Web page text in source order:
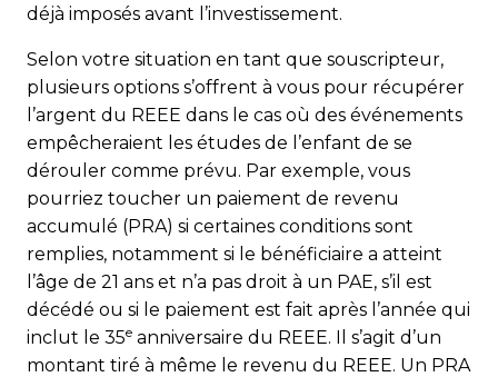
déjà imposés avant l’investissement.
Selon votre situation en tant que souscripteur,
plusieurs options s’offrent à vous pour récupérer
l’argent du REEE dans le cas où des événements
empêcheraient les études de l’enfant de se
dérouler comme prévu. Par exemple, vous
pourriez toucher un paiement de revenu
accumulé (PRA) si certaines conditions sont
remplies, notamment si le bénéficiaire a atteint
l’âge de 21 ans et n’a pas droit à un PAE, s’il est
décédé ou si le paiement est fait après l’année qui
inclut le 35e anniversaire du REEE. Il s’agit d’un
montant tiré à même le revenu du REEE. Un PRA